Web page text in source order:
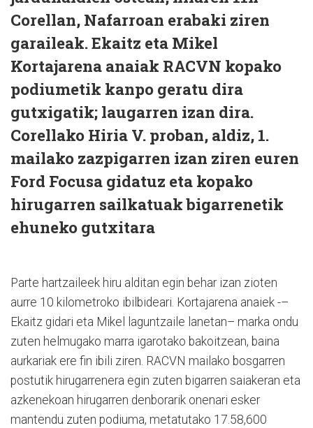
Corellan, Nafarroan erabaki ziren
garaileak. Ekaitz eta Mikel
Kortajarena anaiak RACVN kopako
podiumetik kanpo geratu dira
gutxigatik; laugarren izan dira.
Corellako Hiria V. proban, aldiz, 1.
mailako zazpigarren izan ziren euren
Ford Focusa gidatuz eta kopako
hirugarren sailkatuak bigarrenetik
ehuneko gutxitara
Parte hartzaileek hiru alditan egin behar izan zioten
aurre 10 kilometroko ibilbideari. Kortajarena anaiek -–
Ekaitz gidari eta Mikel laguntzaile lanetan– marka ondu
zuten helmugako marra igarotako bakoitzean, baina
aurkariak ere fin ibili ziren. RACVN mailako bosgarren
postutik hirugarrenera egin zuten bigarren saiakeran eta
azkenekoan hirugarren denborarik onenari esker
mantendu zuten podiuma, metatutako 17.58,600